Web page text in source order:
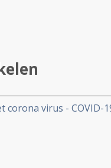
corona virus - COVID-